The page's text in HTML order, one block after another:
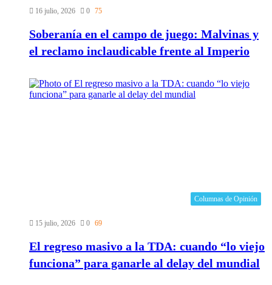
16 julio, 2026 0 75
Soberanía en el campo de juego: Malvinas y
el reclamo inclaudicable frente al Imperio
Columnas de Opinión
15 julio, 2026 0 69
El regreso masivo a la TDA: cuando “lo viejo
funciona” para ganarle al delay del mundial